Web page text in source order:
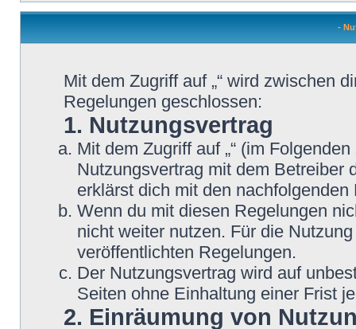
-
Mit dem Zugriff auf „“ wird zwischen
Regelungen geschlossen:
1. Nutzungsvertrag
Mit dem Zugriff auf „“ (im
Nutzungsvertrag mit dem Betreiber
erklärst dich mit den
Wenn du mit diesen Regelungen
nicht weiter nutzen. Für die
veröffentlichten Regelungen.
Der Nutzungsvertrag wird auf
Seiten ohne Einhaltung einer Frist
2. Einräumung von